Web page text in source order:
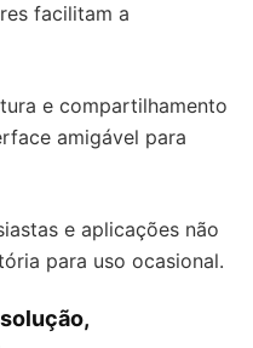
facilitam a
e compartilhamento
amigável para
e aplicações não
para uso ocasional.